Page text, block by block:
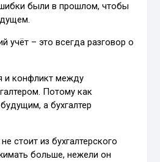
были в прошлом, чтобы
учёт – это всегда разговор о
и конфликт между
Потому как
а бухгалтер
стоит из бухгалтерского
больше, нежели он